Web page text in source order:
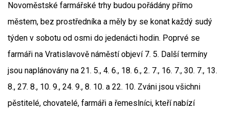
Novoměstské farmářské trhy budou pořádány přímo
městem, bez prostředníka a měly by se konat každý sudý
týden v sobotu od osmi do jedenácti hodin. Poprvé se
farmáři na Vratislavově náměstí objeví 7. 5. Další termíny
jsou naplánovány na 21. 5., 4. 6., 18. 6., 2. 7., 16. 7., 30. 7., 13.
8., 27. 8., 10. 9., 24. 9., 8. 10. a 22. 10. Zváni jsou všichni
pěstitelé, chovatelé, farmáři a řemeslníci, kteří nabízí